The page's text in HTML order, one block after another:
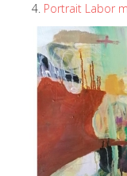
Portrait Labor